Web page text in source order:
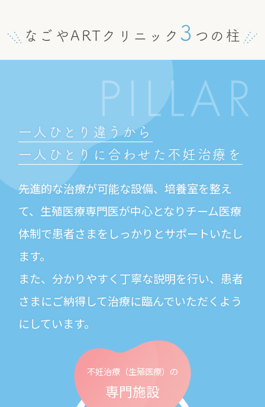
なごやARTクリニック 3 つの柱
PILLAR
一人ひとり違うから
一人ひとりに合わせた 不妊治療を
先進的な治療が可能な設備、培養室を整え
て、生殖医療専門医が中心となりチーム医療
体制で患者さまをしっかりとサポートいたし
ます。
また、分かりやすく丁寧な説明を行い、患者
さまにご納得して治療に臨んでいただくよう
にしています。
不妊治療（生殖医療）の
専門施設